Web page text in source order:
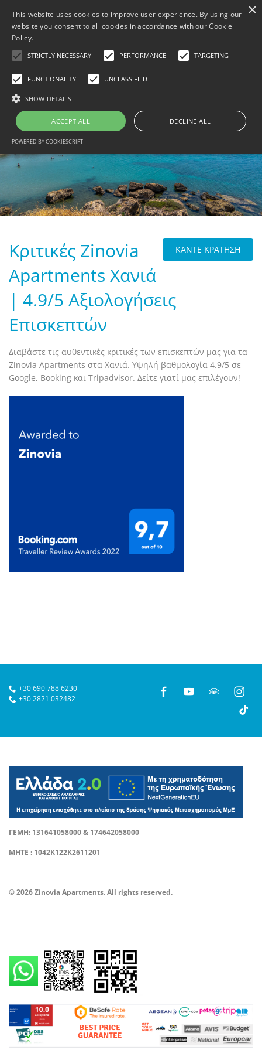
MENU
ΑΡΧΙΚΗ
ΚΆΝΤΕ ΚΡΆΤΗΣΗ
ΦΩΤΟΓΡΑΦΊΕΣ
THINGS TO DO
ΕΠΙΚΟΙΝΩΝΊΑ
TRAVEL WITH BESAFE
[ DATA PROTECTION ]
ΚΑΝΤΕ ΚΡΑΤΗΣΗ
Κριτικές Zinovia
Apartments Χανιά
| 4.9/5 Αξιολογήσεις
Επισκεπτών
Διαβάστε τις αυθεντικές κριτικές των επισκεπτών μας για τα
Zinovia Apartments στα Χανιά. Υψηλή βαθμολογία 4.9/5 σε
Google, Booking και Tripadvisor. Δείτε γιατί μας επιλέγουν!
+30 690 788 6230
+30 2821 032482
ΓΕΜΗ: 131641058000 & 174642058000
ΜΗΤΕ : 1042Κ122Κ2611201
© 2026 Zinovia Apartments. All rights reserved.
×
This website uses cookies to improve user experience. By using our
website you consent to all cookies in accordance with our Cookie
Policy.
STRICTLY NECESSARY PERFORMANCE TARGETING
FUNCTIONALITY UNCLASSIFIED
SHOW DETAILS
ACCEPT ALL DECLINE ALL
POWERED BY COOKIESCRIPT